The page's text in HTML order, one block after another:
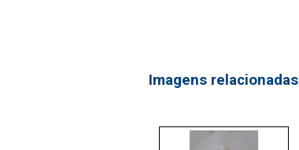
Imagens relacionadas